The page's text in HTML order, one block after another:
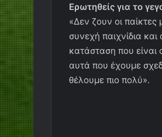
Ερωτηθείς για το
«Δεν ζουν οι
συνεχή παιχνίδια
κατάσταση που
αυτά που έχουμε
θέλουμε πιο πολύ».